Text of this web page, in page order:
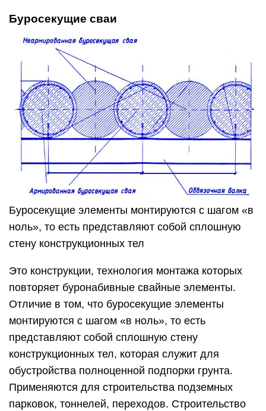
Буросекущие сваи
Буросекущие элементы монтируются с шагом «в
ноль», то есть представляют собой сплошную
стену конструкционных тел
Это конструкции, технология монтажа которых
повторяет буронабивные свайные элементы.
Отличие в том, что буросекущие элементы
монтируются с шагом «в ноль», то есть
представляют собой сплошную стену
конструкционных тел, которая служит для
обустройства полноценной подпорки грунта.
Применяются для строительства подземных
парковок, тоннелей, переходов. Строительство